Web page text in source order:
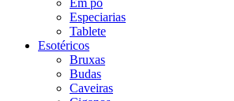
Em pó
Especiarias
Tablete
Esotéricos
Bruxas
Budas
Caveiras